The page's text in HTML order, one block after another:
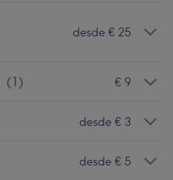
desde € 25
(1) € 9
desde € 3
desde € 5